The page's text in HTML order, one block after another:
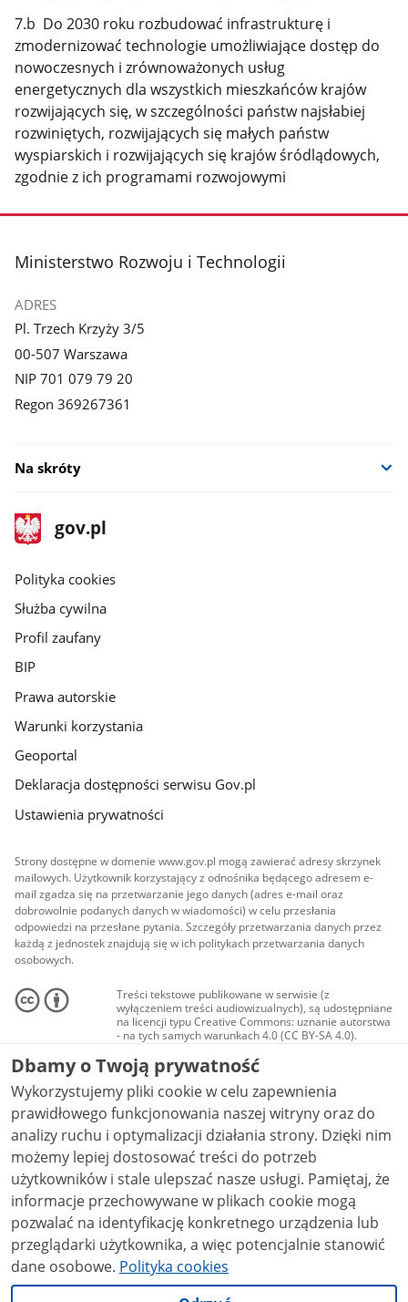
7.b Do 2030 roku rozbudować infrastrukturę i
zmodernizować technologie umożliwiające dostęp do
nowoczesnych i zrównoważonych usług
energetycznych dla wszystkich mieszkańców krajów
rozwijających się, w szczególności państw najsłabiej
rozwiniętych, rozwijających się małych państw
wyspiarskich i rozwijających się krajów śródlądowych,
zgodnie z ich programami rozwojowymi
stopka
Ministerstwo Rozwoju i Technologii
ADRES
Pl. Trzech Krzyży 3/5
00-507 Warszawa
NIP 701 079 79 20
Regon 369267361
Na skróty
stopka
gov.pl
Strona
gov.pl
gov.pl
Polityka cookies
Służba cywilna
Profil zaufany
BIP
Prawa autorskie
Warunki korzystania
Geoportal
Deklaracja dostępności serwisu Gov.pl
Ustawienia prywatności
Strony dostępne w domenie www.gov.pl mogą zawierać adresy skrzynek
mailowych. Użytkownik korzystający z odnośnika będącego adresem e-
mail zgadza się na przetwarzanie jego danych (adres e-mail oraz
dobrowolnie podanych danych w wiadomości) w celu przesłania
odpowiedzi na przesłane pytania. Szczegóły przetwarzania danych przez
każdą z jednostek znajdują się w ich politykach przetwarzania danych
osobowych.
Treści tekstowe publikowane w serwisie (z
wyłączeniem treści audiowizualnych), są udostępniane
na licencji typu Creative Commons: uznanie autorstwa
- na tych samych warunkach 4.0 (CC BY-SA 4.0).
Materiały audiowizualne, w tym zdjęcia, materiały
audio i wideo, są udostępniane na licencji typu
Creative Commons: uznanie autorstwa użycie
niekomercyjne - bez utworów zależnych 4.0 (CC BY-
NC-ND 4.0), o ile nie jest to stwierdzone inaczej.
Dbamy o Twoją prywatność
Wykorzystujemy pliki cookie w celu zapewnienia
prawidłowego funkcjonowania naszej witryny oraz do
analizy ruchu i optymalizacji działania strony. Dzięki nim
możemy lepiej dostosować treści do potrzeb
użytkowników i stale ulepszać nasze usługi. Pamiętaj, że
informacje przechowywane w plikach cookie mogą
pozwalać na identyfikację konkretnego urządzenia lub
przeglądarki użytkownika, a więc potencjalnie stanowić
dane osobowe. Polityka cookies